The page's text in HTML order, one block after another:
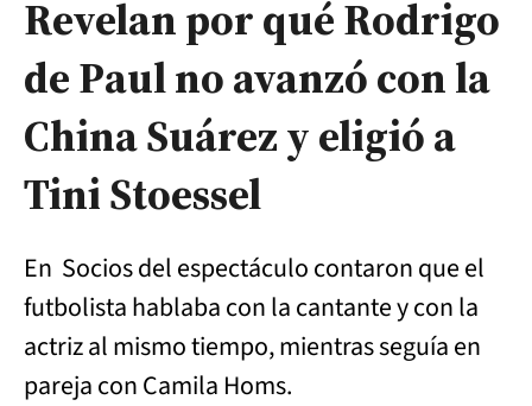
Revelan por qué Rodrigo
de Paul no avanzó con la
China Suárez y eligió a
Tini Stoessel
En Socios del espectáculo contaron que el
futbolista hablaba con la cantante y con la
actriz al mismo tiempo, mientras seguía en
pareja con Camila Homs.